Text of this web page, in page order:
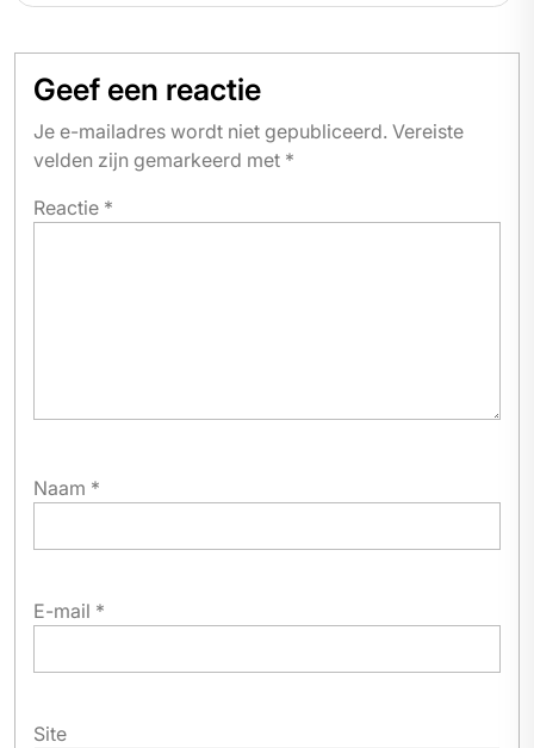
Geef een reactie
Je e-mailadres wordt niet gepubliceerd. Vereiste
velden zijn gemarkeerd met *
Reactie *
Naam *
E-mail *
Site